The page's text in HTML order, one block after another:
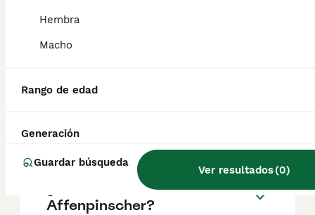
Hembra
Macho
Rango de edad
Generación
Guardar búsqueda
Ver resultados(0)
¿Cómo es el carácter de
Affenpinscher?
Affenpinscher?
¿Qué tamaño tiene un
Affenpinscher?